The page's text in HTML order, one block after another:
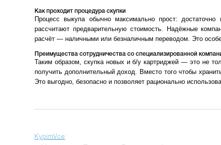
Как проходит процедура скупки
Процесс выкупа обычно максимально прост:
рассчитают предварительную стоимость. Надёжные
расчёт — наличными или безналичным переводом. Это
Преимущества сотрудничества со специализированной
Таким образом, скупка новых и б/у картриджей — это не
получить дополнительный доход. Вместо того чтобы
Это выгодно, безопасно и позволяет рационально
KypimVce: